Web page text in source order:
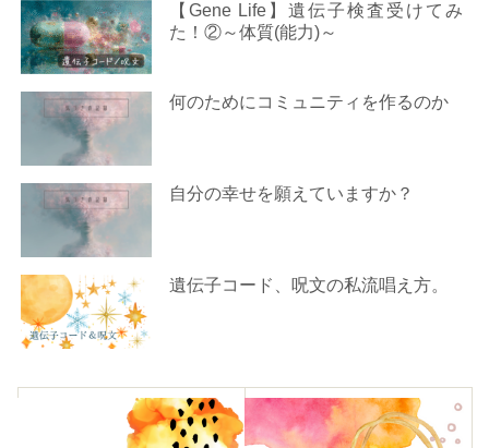
【Gene Life】遺伝子検査受けてみ
た！②～体質(能力)～
何のためにコミュニティを作るのか
自分の幸せを願えていますか？
遺伝子コード、呪文の私流唱え方。